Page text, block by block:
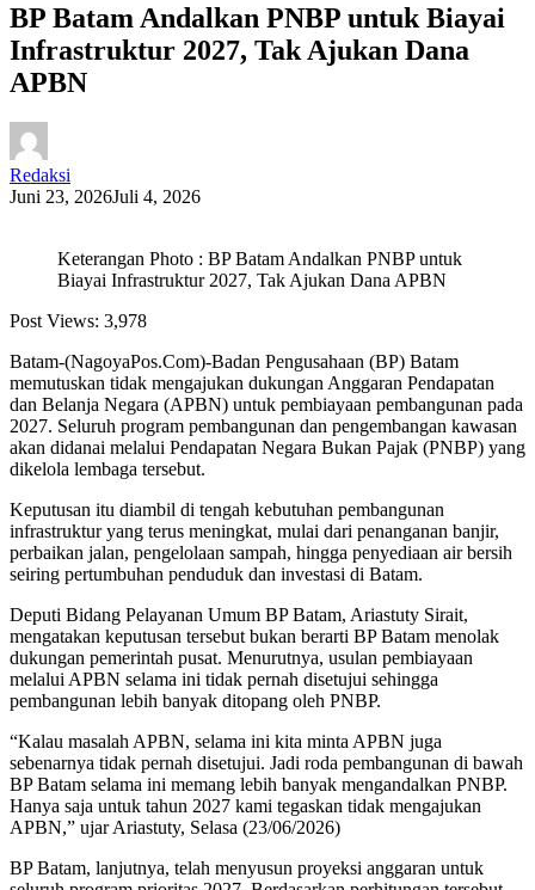
BP Batam Andalkan PNBP untuk Biayai
Infrastruktur 2027, Tak Ajukan Dana
APBN
Redaksi
Juni 23, 2026Juli 4, 2026
Keterangan Photo : BP Batam Andalkan PNBP untuk
Biayai Infrastruktur 2027, Tak Ajukan Dana APBN
Post Views: 3,978
Batam-(NagoyaPos.Com)-Badan Pengusahaan (BP) Batam
memutuskan tidak mengajukan dukungan Anggaran Pendapatan
dan Belanja Negara (APBN) untuk pembiayaan pembangunan pada
2027. Seluruh program pembangunan dan pengembangan kawasan
akan didanai melalui Pendapatan Negara Bukan Pajak (PNBP) yang
dikelola lembaga tersebut.
Keputusan itu diambil di tengah kebutuhan pembangunan
infrastruktur yang terus meningkat, mulai dari penanganan banjir,
perbaikan jalan, pengelolaan sampah, hingga penyediaan air bersih
seiring pertumbuhan penduduk dan investasi di Batam.
Deputi Bidang Pelayanan Umum BP Batam, Ariastuty Sirait,
mengatakan keputusan tersebut bukan berarti BP Batam menolak
dukungan pemerintah pusat. Menurutnya, usulan pembiayaan
melalui APBN selama ini tidak pernah disetujui sehingga
pembangunan lebih banyak ditopang oleh PNBP.
“Kalau masalah APBN, selama ini kita minta APBN juga
sebenarnya tidak pernah disetujui. Jadi roda pembangunan di bawah
BP Batam selama ini memang lebih banyak mengandalkan PNBP.
Hanya saja untuk tahun 2027 kami tegaskan tidak mengajukan
APBN,” ujar Ariastuty, Selasa (23/06/2026)
BP Batam, lanjutnya, telah menyusun proyeksi anggaran untuk